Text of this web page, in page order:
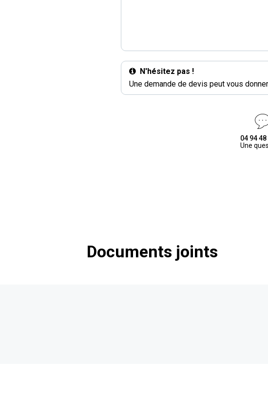
N'hésitez pas !
Une demande de devis peut vous
04 94
Une
Documents joints